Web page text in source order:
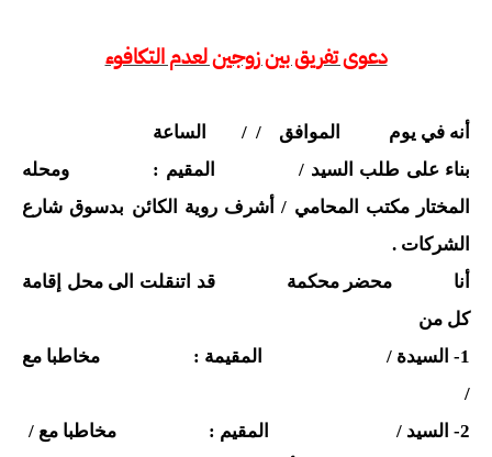
دعوى تفريق بين زوجين لعدم التكافوء
أنه في يوم الموافق / / الساعة
بناء على طلب السيد / المقيم : ومحله
المختار مكتب المحامي / أشرف روية الكائن بدسوق شارع
الشركات .
أنا محضر محكمة قد اتنقلت الى محل إقامة
كل من
1- السيدة / المقيمة : مخاطبا مع
/
2- السيد / المقيم : مخاطبا مع /